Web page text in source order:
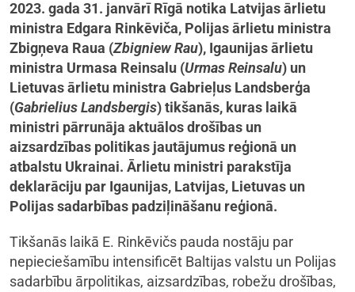
2023. gada 31. janvārī Rīgā notika Latvijas ārlietu
ministra Edgara Rinkēviča, Polijas ārlietu ministra
Zbigņeva Raua (Zbigniew Rau), Igaunijas ārlietu
ministra Urmasa Reinsalu (Urmas Reinsalu) un
Lietuvas ārlietu ministra Gabrieļus Landsberģa
(Gabrielius Landsbergis) tikšanās, kuras laikā
ministri pārrunāja aktuālos drošības un
aizsardzības politikas jautājumus reģionā un
atbalstu Ukrainai. Ārlietu ministri parakstīja
deklarāciju par Igaunijas, Latvijas, Lietuvas un
Polijas sadarbības padziļināšanu reģionā.
Tikšanās laikā E. Rinkēvičs pauda nostāju par
nepieciešamību intensificēt Baltijas valstu un Polijas
sadarbību ārpolitikas, aizsardzības, robežu drošības,